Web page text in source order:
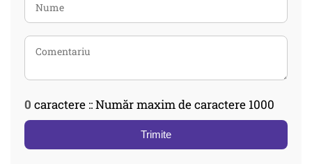
0 caractere :: Număr maxim de caractere 1000
Trimite